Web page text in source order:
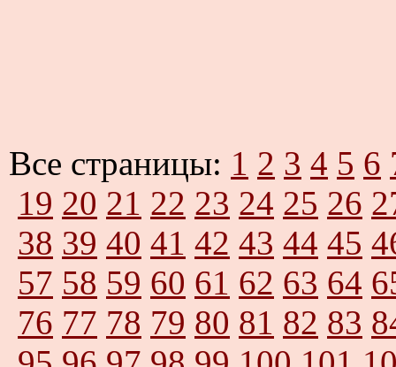
Все страницы: 1 2 3 4 5 6
19 20 21 22 23 24 25 26
38 39 40 41 42 43 44 45
57 58 59 60 61 62 63 64
76 77 78 79 80 81 82 83